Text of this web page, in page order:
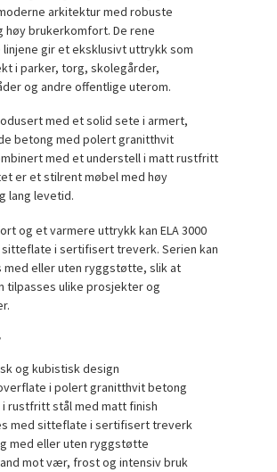
arkitektur med robuste
høy brukerkomfort. De rene
gir et eksklusivt uttrykk som
i parker, torg, skolegårder,
og andre offentlige uterom.
med et solid sete i armert,
betong med polert granitthvit
med et understell i matt rustfritt
er et stilrent møbel med høy
lang levetid.
og et varmere uttrykk kan ELA 3000
i sertifisert treverk. Serien kan
med eller uten ryggstøtte, slik at
tilpasses ulike prosjekter og
og kubistisk design
i polert granitthvit betong
i rustfritt stål med matt finish
med sitteflate i sertifisert treverk
med eller uten ryggstøtte
mot vær, frost og intensiv bruk